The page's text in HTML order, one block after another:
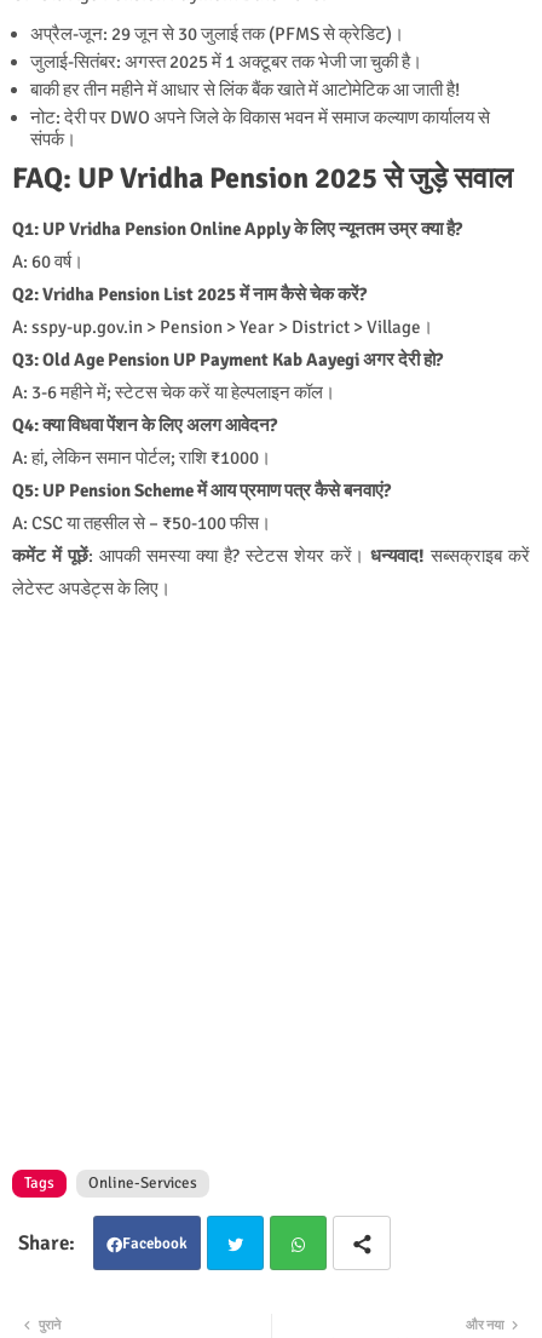
अप्रैल-जून: 29 जून से 30 जुलाई तक (PFMS से क्रेडिट)।
जुलाई-सितंबर: अगस्त 2025 में 1 अक्टूबर तक भेजी जा चुकी है।
बाकी हर तीन महीने में आधार से लिंक बैंक खाते में आटोमेटिक आ जाती है!
नोट: देरी पर DWO अपने जिले के विकास भवन में समाज कल्याण कार्यालय से
संपर्क।
FAQ: UP Vridha Pension 2025 से जुड़े सवाल
Q1: UP Vridha Pension Online Apply के लिए न्यूनतम उम्र क्या है?
A: 60 वर्ष।
Q2: Vridha Pension List 2025 में नाम कैसे चेक करें?
A: sspy-up.gov.in > Pension > Year > District > Village।
Q3: Old Age Pension UP Payment Kab Aayegi अगर देरी हो?
A: 3-6 महीने में; स्टेटस चेक करें या हेल्पलाइन कॉल।
Q4: क्या विधवा पेंशन के लिए अलग आवेदन?
A: हां, लेकिन समान पोर्टल; राशि ₹1000।
Q5: UP Pension Scheme में आय प्रमाण पत्र कैसे बनवाएं?
A: CSC या तहसील से – ₹50-100 फीस।
कमेंट में पूछें: आपकी समस्या क्या है? स्टेटस शेयर करें। धन्यवाद! सब्सक्राइब करें
लेटेस्ट अपडेट्स के लिए।
Tags Online-Services
Facebook
और नया
पुराने